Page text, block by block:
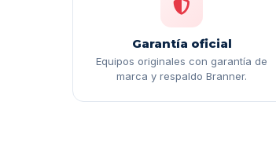
Garantía oficial
Equipos originales con garantía de
marca y respaldo Branner.